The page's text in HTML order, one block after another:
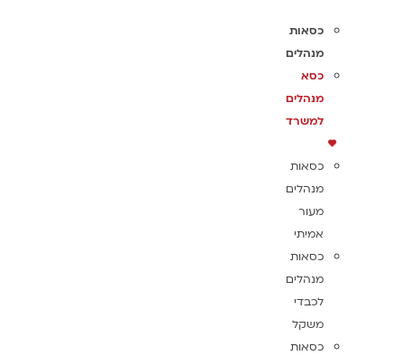
כסאות
מנהלים
כסא
מנהלים
למשרד
כסאות
מנהלים
מעור
אמיתי
כסאות
מנהלים
לכבדי
משקל
כסאות